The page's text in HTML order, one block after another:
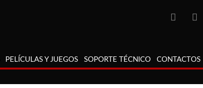
PELÍCULAS Y JUEGOS SOPORTE TÉCNICO CONTACTOS